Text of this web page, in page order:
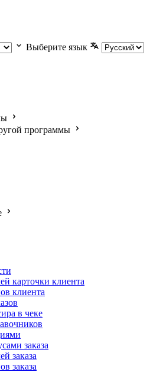
Выберите язык
программы
карточки клиента
клиента
в чеке
заказа
заказа
заказа